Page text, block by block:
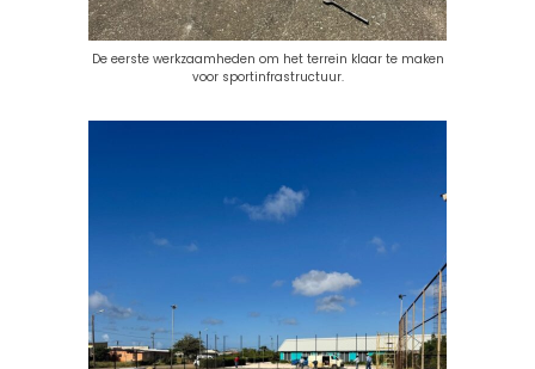
De eerste werkzaamheden om het terrein klaar te maken
voor sportinfrastructuur.